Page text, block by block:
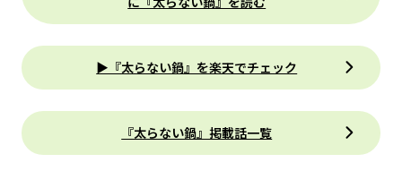
▶『太らない鍋』を楽天でチェック
『太らない鍋』掲載話一覧